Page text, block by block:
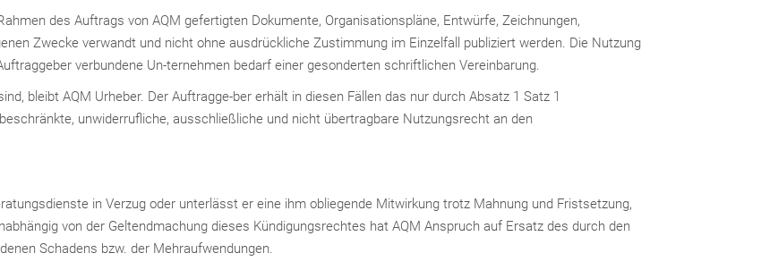
des Auftrags von AQM gefertigten Dokumente, Organisationspläne, Entwürfe, Zeichnungen,
Zwecke verwandt und nicht ohne ausdrückliche Zustimmung im Einzelfall publiziert werden. Die Nutzung
verbundene Un-ternehmen bedarf einer gesonderten schriftlichen Vereinbarung.
bleibt AQM Urheber. Der Auftragge-ber erhält in diesen Fällen das nur durch Absatz 1 Satz 1
unwiderrufliche, ausschließliche und nicht übertragbare Nutzungsrecht an den
in Verzug oder unterlässt er eine ihm obliegende Mitwirkung trotz Mahnung und Fristsetzung,
von der Geltendmachung dieses Kündigungsrechtes hat AQM Anspruch auf Ersatz des durch den
Schadens bzw. der Mehraufwendungen.